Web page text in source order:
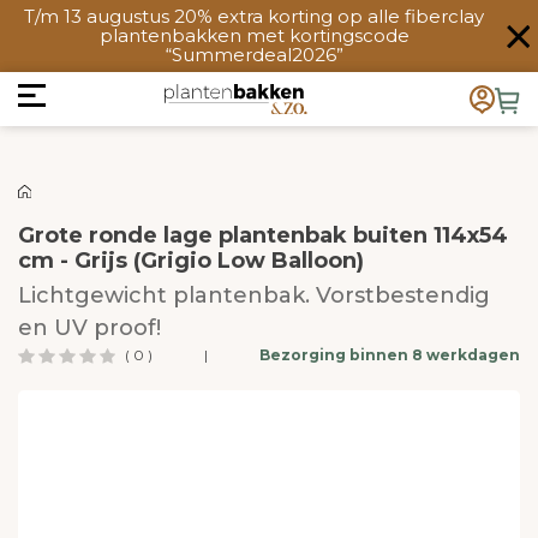
T/m 13 augustus 20% extra korting op alle fiberclay
plantenbakken met kortingscode
“Summerdeal2026”
Grote ronde lage plantenbak buiten 114x54
cm - Grijs (Grigio Low Balloon)
Lichtgewicht plantenbak. Vorstbestendig
en UV proof!
( 0 ) | Bezorging binnen 8 werkdagen